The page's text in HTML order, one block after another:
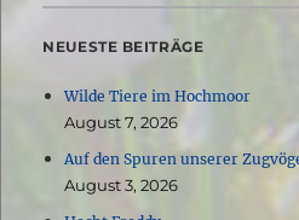
NEUESTE BEITRÄGE
Wilde Tiere im Hochmoor
August 7, 2026
Auf den Spuren unserer
August 3, 2026